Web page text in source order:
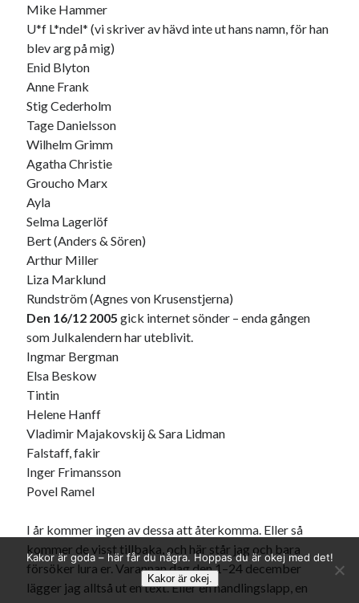
Mike Hammer
U*f L*ndel* (vi skriver av hävd inte ut hans namn, för han
blev arg på mig)
Enid Blyton
Anne Frank
Stig Cederholm
Tage Danielsson
Wilhelm Grimm
Agatha Christie
Groucho Marx
Ayla
Selma Lagerlöf
Bert (Anders & Sören)
Arthur Miller
Liza Marklund
Rundström (Agnes von Krusenstjerna)
Den 16/12 2005 gick internet sönder – enda gången
som Julkalendern har uteblivit.
Ingmar Bergman
Elsa Beskow
Tintin
Helene Hanff
Vladimir Majakovskij & Sara Lidman
Falstaff, fakir
Inger Frimansson
Povel Ramel
I år kommer ingen av dessa att återkomma. Eller så
kommer de visst tillbaka, och här står jag och bara
försöker lura er. Varannan dag den 1–24 december
lägger jag alltså ut en text. Eller en handlingslapp, en
Kakor är goda – här får du några. Hoppas du är okej med det!
Kakor är okej.